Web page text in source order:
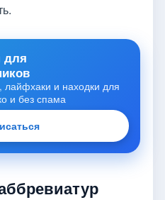
для
лайфхаки и находки для
и без спама